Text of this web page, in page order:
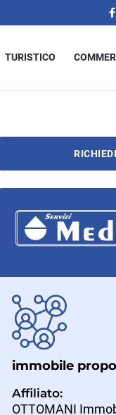
TURISTICO
immobile
Affiliato:
OTTOMANI